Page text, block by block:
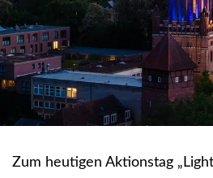
Zum heutigen Aktionstag